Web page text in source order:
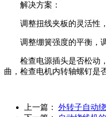
解决方案：
调整扭线夹板的灵活性，
调整绷簧强度的平衡，调
检查电源插头是否松动，
曲，检查电机内转轴螺钉是
上一篇：
外转子自动